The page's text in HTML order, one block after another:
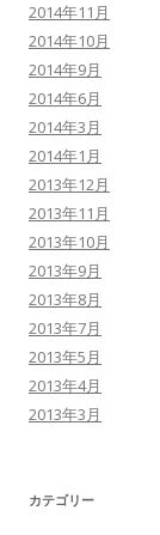
2014年11月
2014年10月
2014年9月
2014年6月
2014年3月
2014年1月
2013年12月
2013年11月
2013年10月
2013年9月
2013年8月
2013年7月
2013年5月
2013年4月
2013年3月
カテゴリー